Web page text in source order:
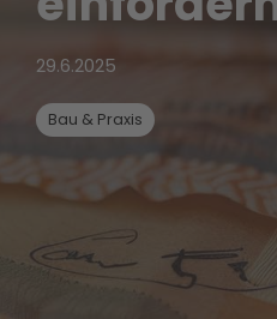
29.6.2025
Bau & Praxis